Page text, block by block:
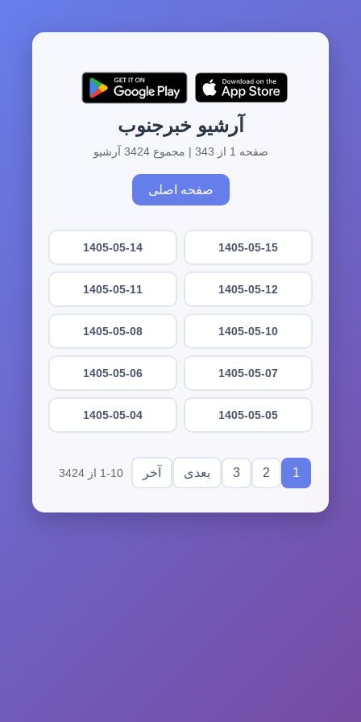
آرشیو خبرجنوب
صفحه 1 از 343 | مجموع 3424 آرشیو
صفحه اصلی
1405-05-15
1405-05-14
1405-05-12
1405-05-11
1405-05-10
1405-05-08
1405-05-07
1405-05-06
1405-05-05
1405-05-04
1
2
3 بعدی آخر 1-10 از 3424